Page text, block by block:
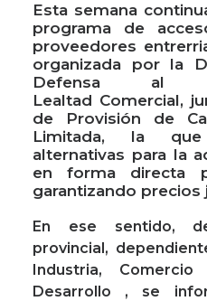
Esta semana
programa de
proveedores
organizada por la
Defensa al
Lealtad Comercial,
de Provisión de
Limitada, la
alternativas para la
en forma directa
garantizando precios
En ese sentido,
provincial,
Industria,
Desarrollo , se